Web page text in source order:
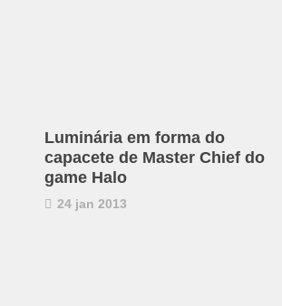
Luminária em forma do
capacete de Master Chief do
game Halo
24 jan 2013